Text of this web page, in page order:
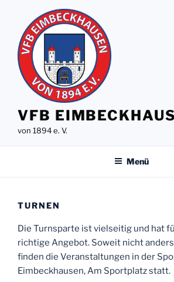
springen
VFB
von 1894 e. V.
Menü
TURNEN
Die Turnsparte ist vielseitig und hat
richtige Angebot. Soweit nicht
finden die Veranstaltungen in der
Eimbeckhausen, Am Sportplatz statt.